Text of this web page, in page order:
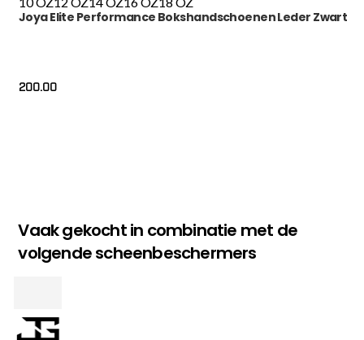
Joya Elite Performance Bokshandschoenen Leder Zwart
200.00
Vaak gekocht in combinatie met de
volgende scheenbeschermers